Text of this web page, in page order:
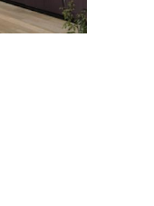
Модные стили